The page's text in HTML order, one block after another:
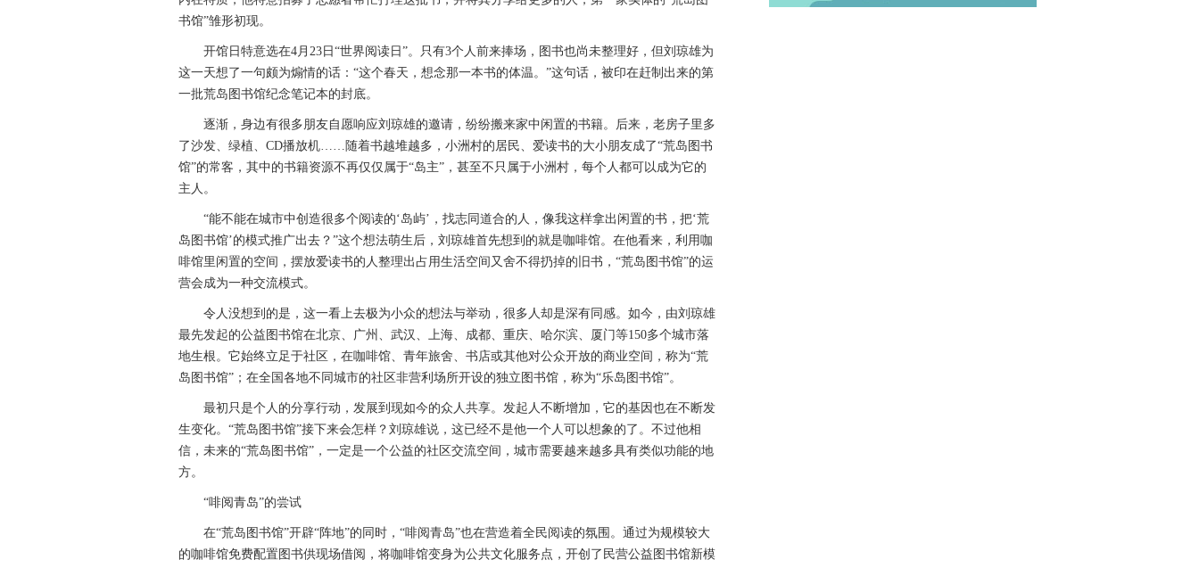
书馆”雏形初现。
开馆日特意选在4月23日“世界阅读日”。只有3个人前来捧场，图书也尚未整理好，但刘琼雄为
这一天想了一句颇为煽情的话：“这个春天，想念那一本书的体温。”这句话，被印在赶制出来的第
一批荒岛图书馆纪念笔记本的封底。
逐渐，身边有很多朋友自愿响应刘琼雄的邀请，纷纷搬来家中闲置的书籍。后来，老房子里多
了沙发、绿植、CD播放机……随着书越堆越多，小洲村的居民、爱读书的大小朋友成了“荒岛图书
馆”的常客，其中的书籍资源不再仅仅属于“岛主”，甚至不只属于小洲村，每个人都可以成为它的
主人。
“能不能在城市中创造很多个阅读的‘岛屿’，找志同道合的人，像我这样拿出闲置的书，把‘荒
岛图书馆’的模式推广出去？”这个想法萌生后，刘琼雄首先想到的就是咖啡馆。在他看来，利用咖
啡馆里闲置的空间，摆放爱读书的人整理出占用生活空间又舍不得扔掉的旧书，“荒岛图书馆”的运
营会成为一种交流模式。
令人没想到的是，这一看上去极为小众的想法与举动，很多人却是深有同感。如今，由刘琼雄
最先发起的公益图书馆在北京、广州、武汉、上海、成都、重庆、哈尔滨、厦门等150多个城市落
地生根。它始终立足于社区，在咖啡馆、青年旅舍、书店或其他对公众开放的商业空间，称为“荒
岛图书馆”；在全国各地不同城市的社区非营利场所开设的独立图书馆，称为“乐岛图书馆”。
最初只是个人的分享行动，发展到现如今的众人共享。发起人不断增加，它的基因也在不断发
生变化。“荒岛图书馆”接下来会怎样？刘琼雄说，这已经不是他一个人可以想象的了。不过他相
信，未来的“荒岛图书馆”，一定是一个公益的社区交流空间，城市需要越来越多具有类似功能的地
方。
“啡阅青岛”的尝试
在“荒岛图书馆”开辟“阵地”的同时，“啡阅青岛”也在营造着全民阅读的氛围。通过为规模较大
的咖啡馆免费配置图书供现场借阅，将咖啡馆变身为公共文化服务点，开创了民营公益图书馆新模